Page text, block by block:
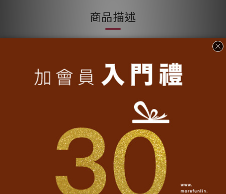
商品描述
台北舊名大加蚋，清治時期至日治初期的一個行政區劃，因幅員
遼闊，平埔族凱達格蘭人以加蚋魚 Ketagalan
為名；原來多屬於沼
澤叢莽之地，凱達格蘭族在此多以漁獵為生，清帝康熙年間，泉
也是歷史上最後一座依風水建造的
日治時期更加此地推上台灣政治省府的地位。
雖然台灣北部的開發晚於中南部，百餘年前此地還是沼澤遍布各
地，但憑藉著超強的機動力與超大的包容力，台北已成為繼台南
與台中後，最後一個首都所在地，更是政治、經濟、文化發展的
領頭羊，並為台灣第一大都會區。
在這個領頭羊的帶領下，台北逐漸成為一個奇妙的城市，城市在
快速的生活步調中轉動，在繁忙的節奏中，創造出驚人的生產
力、奇妙的消費力、創造力，有吟誦佛號敲打鐘鼓的修行聲、有